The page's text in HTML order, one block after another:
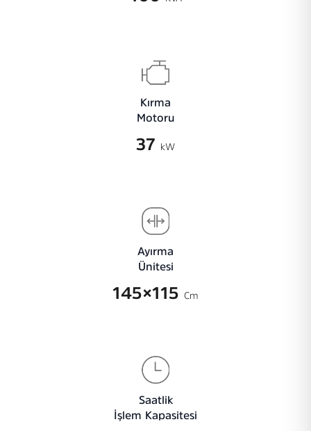
Kırma
Motoru
37 kW
Ayırma
Ünitesi
145×115 Cm
Saatlik
İşlem Kapasitesi